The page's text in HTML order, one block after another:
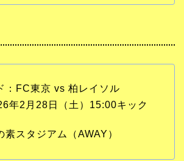
：FC東京 vs 柏レイソル
年2月28日（土）15:00キック
素スタジアム（AWAY）